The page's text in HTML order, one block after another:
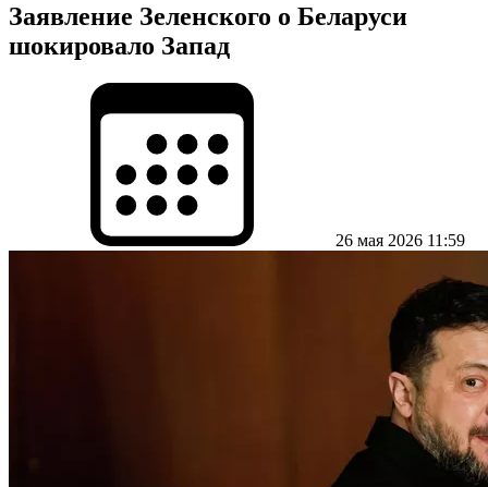
Заявление Зеленского о Беларуси
шокировало Запад
26 мая 2026 11:59